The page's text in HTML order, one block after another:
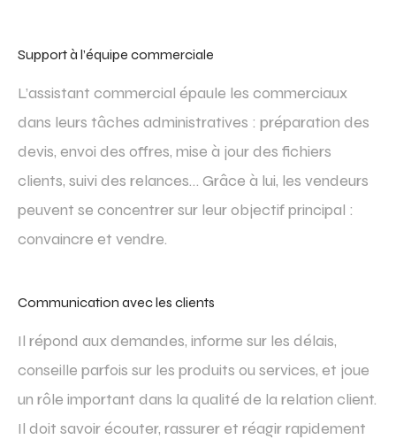
Support à l’équipe commerciale
L’assistant commercial épaule les commerciaux
dans leurs tâches administratives : préparation des
devis, envoi des offres, mise à jour des fichiers
clients, suivi des relances… Grâce à lui, les vendeurs
peuvent se concentrer sur leur objectif principal :
convaincre et vendre.
Communication avec les clients
Il répond aux demandes, informe sur les délais,
conseille parfois sur les produits ou services, et joue
un rôle important dans la qualité de la relation client.
Il doit savoir écouter, rassurer et réagir rapidement